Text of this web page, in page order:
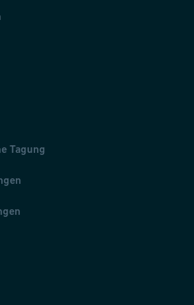
Tagung